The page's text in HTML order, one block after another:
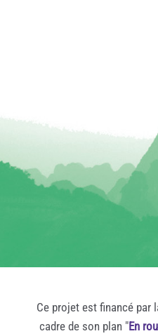
Ce projet est financé par
cadre de son plan "En